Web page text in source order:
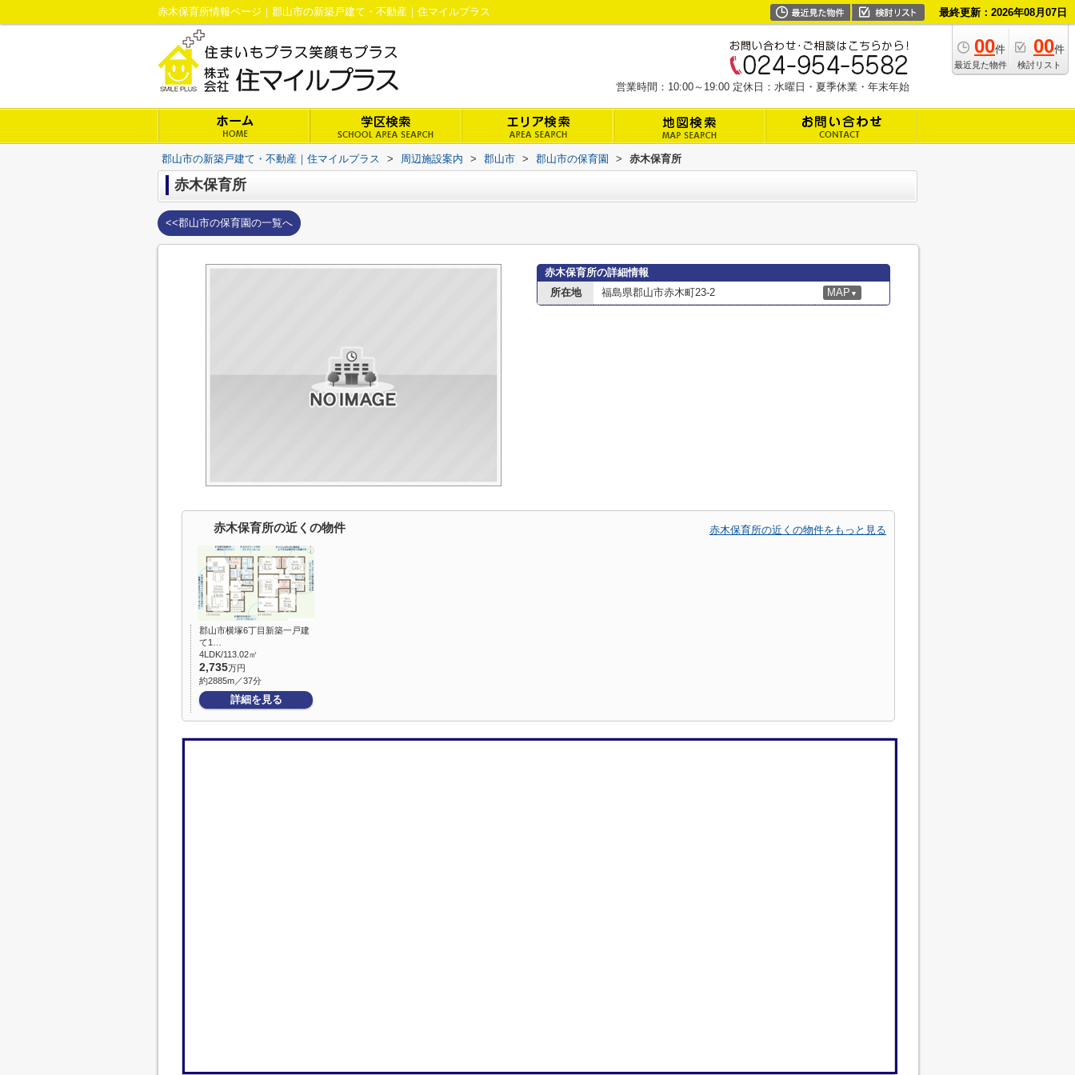
赤木保育所情報ページ｜郡山市の新築戸建て・不動産｜住マイルプラス 最終更新：2026年08月07日
00件
最近見た物件
00件
検討リスト
営業時間：10:00～19:00 定休日：水曜日・夏季休業・年末年始
郡山市の新築戸建て・不動産｜住マイルプラス > 周辺施設案内 > 郡山市 > 郡山市の保育園 > 赤木保育所
赤木保育所
<<郡山市の保育園の一覧へ
赤木保育所の詳細情報
所在地
福島県郡山市赤木町23-2 MAP ▼
赤木保育所の近くの物件 赤木保育所の近くの物件をもっと見る
郡山市横塚6丁目新築一戸建
て1…
4LDK/113.02㎡
2,735万円
約2885m／37分
詳細を見る